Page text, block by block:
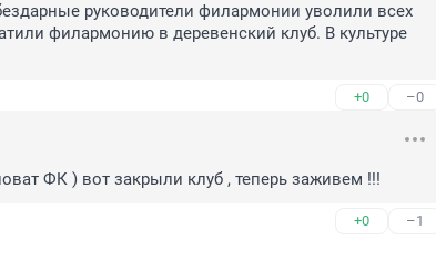
руководители филармонии уволили всех
филармонию в деревенский клуб. В культуре
+0 –0
ФК ) вот закрыли клуб , теперь заживем !!!
+0 –1